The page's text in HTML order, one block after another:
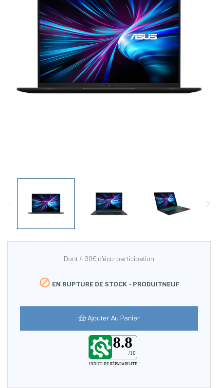
Dont 4.30€ d'éco-participation
 EN RUPTURE DE STOCK - PRODUITNEUF
Ajouter Au Panier
8.8
/10
INDICE DE RÉPARABILITÉ